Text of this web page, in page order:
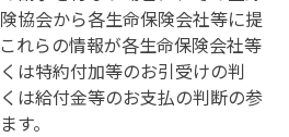
協会から各生命保険会社等に提
れらの情報が各生命保険会社等
は特約付加等のお引受けの判
は給付金等のお支払の判断の参
す。